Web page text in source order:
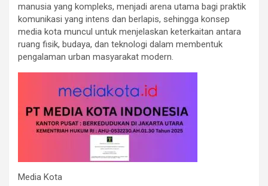
manusia yang kompleks, menjadi arena utama bagi praktik
komunikasi yang intens dan berlapis, sehingga konsep
media kota muncul untuk menjelaskan keterkaitan antara
ruang fisik, budaya, dan teknologi dalam membentuk
pengalaman urban masyarakat modern.
Media Kota